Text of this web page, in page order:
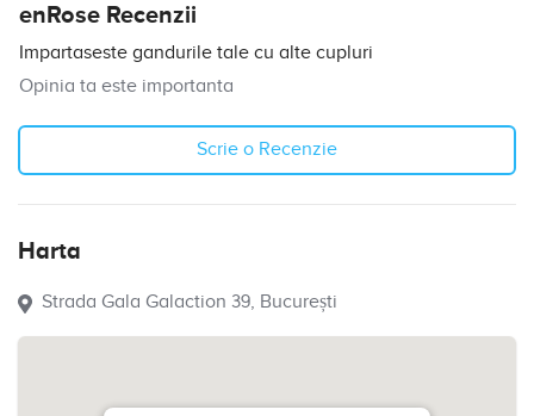
enRose Recenzii
Impartaseste gandurile tale cu alte cupluri
Opinia ta este importanta
Scrie o Recenzie
Harta
Strada Gala Galaction 39, București